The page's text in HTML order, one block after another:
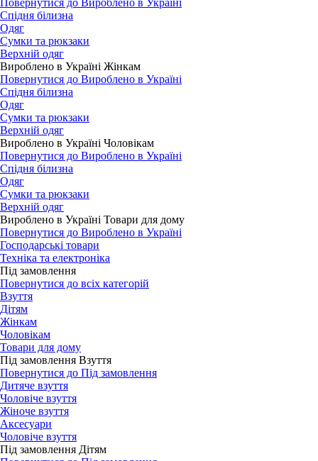
Повернутися до Вироблено в Україні
Спідня білизна
Одяг
Сумки та рюкзаки
Верхній одяг
Вироблено в Україні Жінкам
Повернутися до Вироблено в Україні
Спідня білизна
Одяг
Сумки та рюкзаки
Верхній одяг
Вироблено в Україні Чоловікам
Повернутися до Вироблено в Україні
Спідня білизна
Одяг
Сумки та рюкзаки
Верхній одяг
Вироблено в Україні Товари для дому
Повернутися до Вироблено в Україні
Господарські товари
Техніка та електроніка
Під замовлення
Повернутися до всіх категорій
Взуття
Дітям
Жінкам
Чоловікам
Товари для дому
Під замовлення Взуття
Повернутися до Під замовлення
Дитяче взуття
Чоловіче взуття
Жіноче взуття
Аксесуари
Чоловіче взуття
Під замовлення Дітям